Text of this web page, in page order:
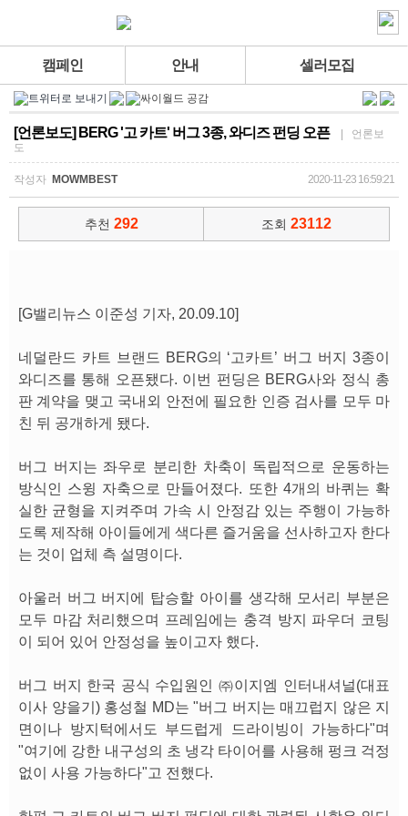
캠페인 안내 셀러모집
[언론보도] BERG '고 카트' 버그 3종, 와디즈 펀딩 오픈
| 언론보
도
작성자 MOWMBEST 2020-11-23 16:59:21
추천 292 조회 23112
[G밸리뉴스 이준성 기자, 20.09.10]
네덜란드 카트 브랜드 BERG의 ‘고카트’ 버그 버지 3종이
와디즈를 통해 오픈됐다. 이번 펀딩은 BERG사와 정식 총
판 계약을 맺고 국내외 안전에 필요한 인증 검사를 모두 마
친 뒤 공개하게 됐다.
버그 버지는 좌우로 분리한 차축이 독립적으로 운동하는
방식인 스윙 자축으로 만들어졌다. 또한 4개의 바퀴는 확
실한 균형을 지켜주며 가속 시 안정감 있는 주행이 가능하
도록 제작해 아이들에게 색다른 즐거움을 선사하고자 한다
는 것이 업체 측 설명이다.
아울러 버그 버지에 탑승할 아이를 생각해 모서리 부분은
모두 마감 처리했으며 프레임에는 충격 방지 파우더 코팅
이 되어 있어 안정성을 높이고자 했다.
버그 버지 한국 공식 수입원인 ㈜이지엠 인터내셔널(대표
이사 양을기) 홍성철 MD는 "버그 버지는 매끄럽지 않은 지
면이나 방지턱에서도 부드럽게 드라이빙이 가능하다"며
"여기에 강한 내구성의 초 냉각 타이어를 사용해 펑크 걱정
없이 사용 가능하다"고 전했다.